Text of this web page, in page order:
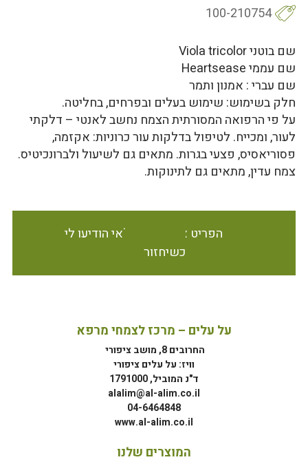
100-210754
שם בוטני Viola tricolor
שם עממי Heartsease
שם עברי : אמנון ותמר
חלק בשימוש: שימוש בעלים ובפרחים, בחליטה.
על פי הרפואה המסורתית הצמח נחשב לאנטי – דלקתי
לעור, ומכייח. לטיפול בדלקות עור כרוניות: אקזמה,
פסוריאסיס, פצעי בגרות. מתאים גם לשיעול ולברונכיטיס.
צמח עדין, מתאים גם לתינוקות.
הפריט אינו זמין במלאי הודיעו לי
כשיחזור
על עלים – מרכז לצמחי מרפא
החרובים 8, מושב ציפורי
וויז: על עלים ציפורי
ד"נ המוביל, 1791000
alalim@al-alim.co.il
04-6464848
www.al-alim.co.il
המוצרים שלנו